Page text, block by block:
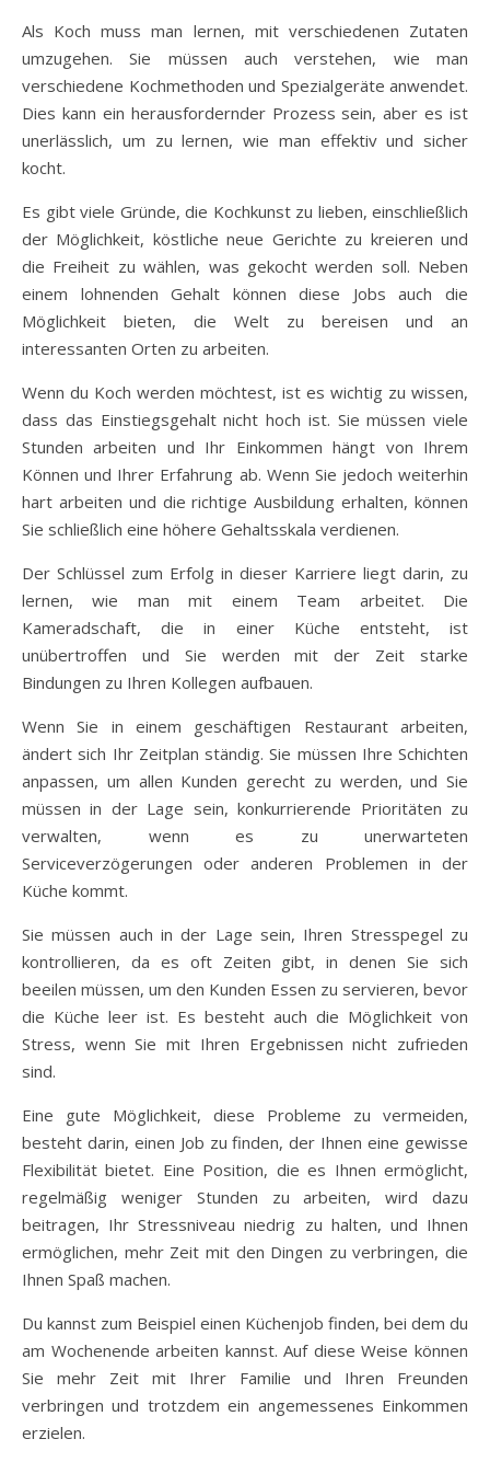
Als Koch muss man lernen, mit verschiedenen Zutaten
umzugehen. Sie müssen auch verstehen, wie man
verschiedene Kochmethoden und Spezialgeräte anwendet.
Dies kann ein herausfordernder Prozess sein, aber es ist
unerlässlich, um zu lernen, wie man effektiv und sicher
kocht.
Es gibt viele Gründe, die Kochkunst zu lieben, einschließlich
der Möglichkeit, köstliche neue Gerichte zu kreieren und
die Freiheit zu wählen, was gekocht werden soll. Neben
einem lohnenden Gehalt können diese Jobs auch die
Möglichkeit bieten, die Welt zu bereisen und an
interessanten Orten zu arbeiten.
Wenn du Koch werden möchtest, ist es wichtig zu wissen,
dass das Einstiegsgehalt nicht hoch ist. Sie müssen viele
Stunden arbeiten und Ihr Einkommen hängt von Ihrem
Können und Ihrer Erfahrung ab. Wenn Sie jedoch weiterhin
hart arbeiten und die richtige Ausbildung erhalten, können
Sie schließlich eine höhere Gehaltsskala verdienen.
Der Schlüssel zum Erfolg in dieser Karriere liegt darin, zu
lernen, wie man mit einem Team arbeitet. Die
Kameradschaft, die in einer Küche entsteht, ist
unübertroffen und Sie werden mit der Zeit starke
Bindungen zu Ihren Kollegen aufbauen.
Wenn Sie in einem geschäftigen Restaurant arbeiten,
ändert sich Ihr Zeitplan ständig. Sie müssen Ihre Schichten
anpassen, um allen Kunden gerecht zu werden, und Sie
müssen in der Lage sein, konkurrierende Prioritäten zu
verwalten, wenn es zu unerwarteten
Serviceverzögerungen oder anderen Problemen in der
Küche kommt.
Sie müssen auch in der Lage sein, Ihren Stresspegel zu
kontrollieren, da es oft Zeiten gibt, in denen Sie sich
beeilen müssen, um den Kunden Essen zu servieren, bevor
die Küche leer ist. Es besteht auch die Möglichkeit von
Stress, wenn Sie mit Ihren Ergebnissen nicht zufrieden
sind.
Eine gute Möglichkeit, diese Probleme zu vermeiden,
besteht darin, einen Job zu finden, der Ihnen eine gewisse
Flexibilität bietet. Eine Position, die es Ihnen ermöglicht,
regelmäßig weniger Stunden zu arbeiten, wird dazu
beitragen, Ihr Stressniveau niedrig zu halten, und Ihnen
ermöglichen, mehr Zeit mit den Dingen zu verbringen, die
Ihnen Spaß machen.
Du kannst zum Beispiel einen Küchenjob finden, bei dem du
am Wochenende arbeiten kannst. Auf diese Weise können
Sie mehr Zeit mit Ihrer Familie und Ihren Freunden
verbringen und trotzdem ein angemessenes Einkommen
erzielen.